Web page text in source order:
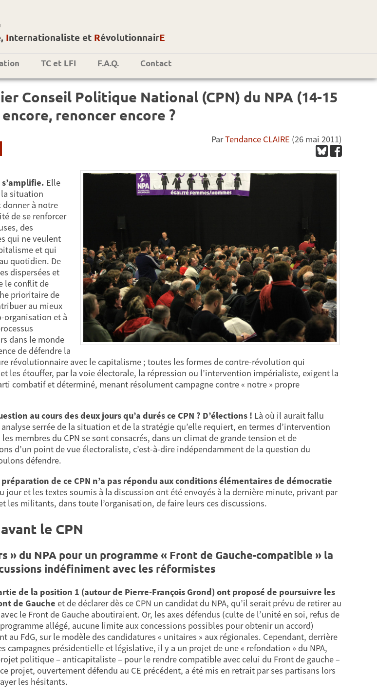
Internationaliste et RévolutionnairE
TC et LFI F.A.Q. Contact
Conseil Politique National (CPN) du NPA (14-15
renoncer encore ?
ParTendance CLAIRE (26 mai 2011)
Elle
situation
à notre
de se renforcer
des
qui ne veulent
et qui
quotidien. De
dispersées et
le conflit de
prioritaire de
au mieux
organisation et à
dans le monde
de défendre la
révolutionnaire avec le capitalisme ; toutes les formes de contre-révolution qui
les étouffer, par la voie électorale, la répression ou l’intervention impérialiste, exigent la
combatif et déterminé, menant résolument campagne contre « notre » propre
au cours des deux jours qu’a durés ce CPN ? D’élections ! Là où il aurait fallu
serrée de la situation et de la stratégie qu’elle requiert, en termes d’intervention
membres du CPN se sont consacrés, dans un climat de grande tension et de
d’un point de vue électoraliste, c’est-à-dire indépendamment de la question du
défendre.
préparation de ce CPN n’a pas répondu aux conditions élémentaires de démocratie
jour et les textes soumis à la discussion ont été envoyés à la dernière minute, privant par
les militants, dans toute l’organisation, de faire leurs ces discussions.
le CPN
» du NPA pour un programme « Front de Gauche-compatible » la
indéfiniment avec les réformistes
de la position 1 (autour de Pierre-François Grond) ont proposé de poursuivre les
de Gauche et de déclarer dès ce CPN un candidat du NPA, qu’il serait prévu de retirer au
le Front de Gauche aboutiraient. Or, les axes défendus (culte de l’unité en soi, refus de
allégé, aucune limite aux concessions possibles pour obtenir un accord)
au FdG, sur le modèle des candidatures « unitaires » aux régionales. Cependant, derrière
campagnes présidentielle et législative, il y a un projet de une « refondation » du NPA,
politique – anticapitaliste – pour le rendre compatible avec celui du Front de gauche –
projet, ouvertement défendu au CE précédent, a été mis en retrait par ses partisans lors
les hésitants.